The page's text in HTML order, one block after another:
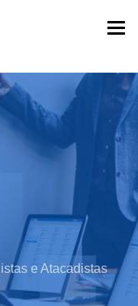
e Atacadistas